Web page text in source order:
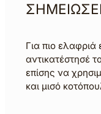
Για πιο
αντικατέστησέ
επίσης να
και μισό